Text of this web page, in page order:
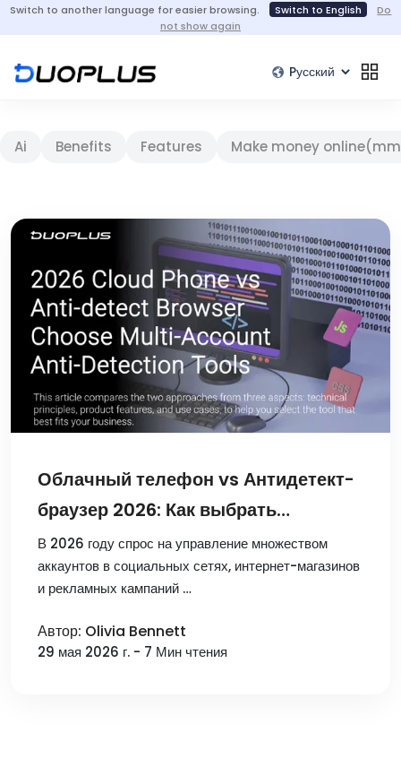
Switch to another language for easier browsing. Switch to English
Do
not show again
Ai Benefits Features Make money
Облачный телефон vs Антидетект-
браузер 2026: Как выбрать
инструменты для защиты
мультиаккаунтинга
В 2026 году спрос на управление множеством
аккаунтов в социальных сетях, интернет-магазинов
и рекламных кампаний …
Автор: Olivia Bennett
29 мая 2026 г. - 7 Мин чтения